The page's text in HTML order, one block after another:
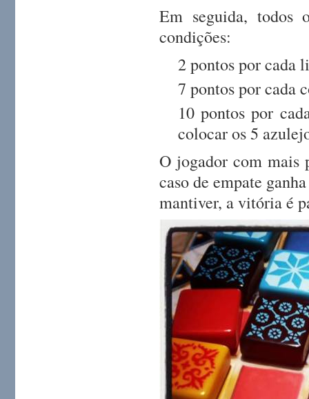
Em seguida, todos
condições:
2 pontos por cada
7 pontos por cada
10 pontos por
colocar os 5
O jogador com mais
caso de empate
mantiver, a vitória é